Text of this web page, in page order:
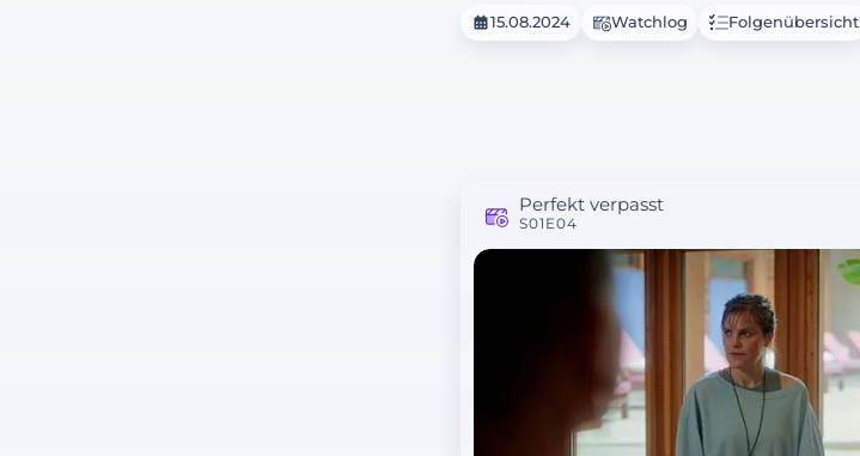
15.08.2024 Watchlog Folgenübersicht
Perfekt verpasst
S01E04